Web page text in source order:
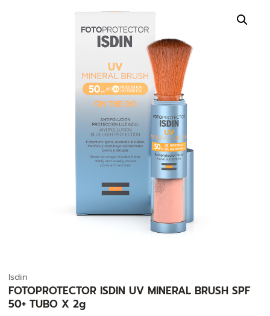
Isdin
FOTOPROTECTOR ISDIN UV MINERAL BRUSH SPF
50+ TUBO X 2g